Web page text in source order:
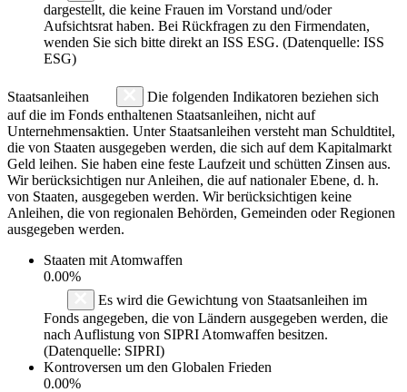
dargestellt, die keine Frauen im Vorstand und/oder
Aufsichtsrat haben. Bei Rückfragen zu den Firmendaten,
wenden Sie sich bitte direkt an ISS ESG. (Datenquelle: ISS
ESG)
Staatsanleihen
Die folgenden Indikatoren beziehen sich
auf die im Fonds enthaltenen Staatsanleihen, nicht auf
Unternehmensaktien. Unter Staatsanleihen versteht man Schuldtitel,
die von Staaten ausgegeben werden, die sich auf dem Kapitalmarkt
Geld leihen. Sie haben eine feste Laufzeit und schütten Zinsen aus.
Wir berücksichtigen nur Anleihen, die auf nationaler Ebene, d. h.
von Staaten, ausgegeben werden. Wir berücksichtigen keine
Anleihen, die von regionalen Behörden, Gemeinden oder Regionen
ausgegeben werden.
Staaten mit Atomwaffen
0.00%
Es wird die Gewichtung von Staatsanleihen im
Fonds angegeben, die von Ländern ausgegeben werden, die
nach Auflistung von SIPRI Atomwaffen besitzen.
(Datenquelle: SIPRI)
Kontroversen um den Globalen Frieden
0.00%